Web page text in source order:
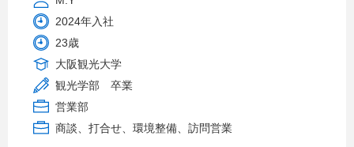
2024年入社
23歳
大阪観光大学
観光学部 卒業
営業部
商談、打合せ、環境整備、訪問営業